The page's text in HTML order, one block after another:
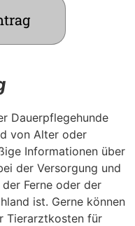
Dauerpflegehunde
von Alter oder
Informationen über
der Versorgung und
Ferne oder der
ist. Gerne können
Tierarztkosten für